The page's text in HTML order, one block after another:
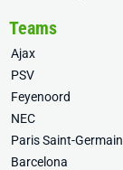
Teams
Ajax
PSV
Feyenoord
NEC
Paris Saint-Germain
Barcelona